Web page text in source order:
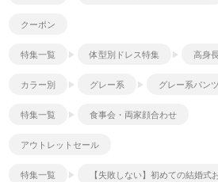
クーポン
特集一覧 体型別ドレス特集 高身
カラー別 グレー系 グレー系パン
特集一覧 食事会・両家顔合わせ
アウトレットセール
特集一覧 【失敗しない】初めての結婚